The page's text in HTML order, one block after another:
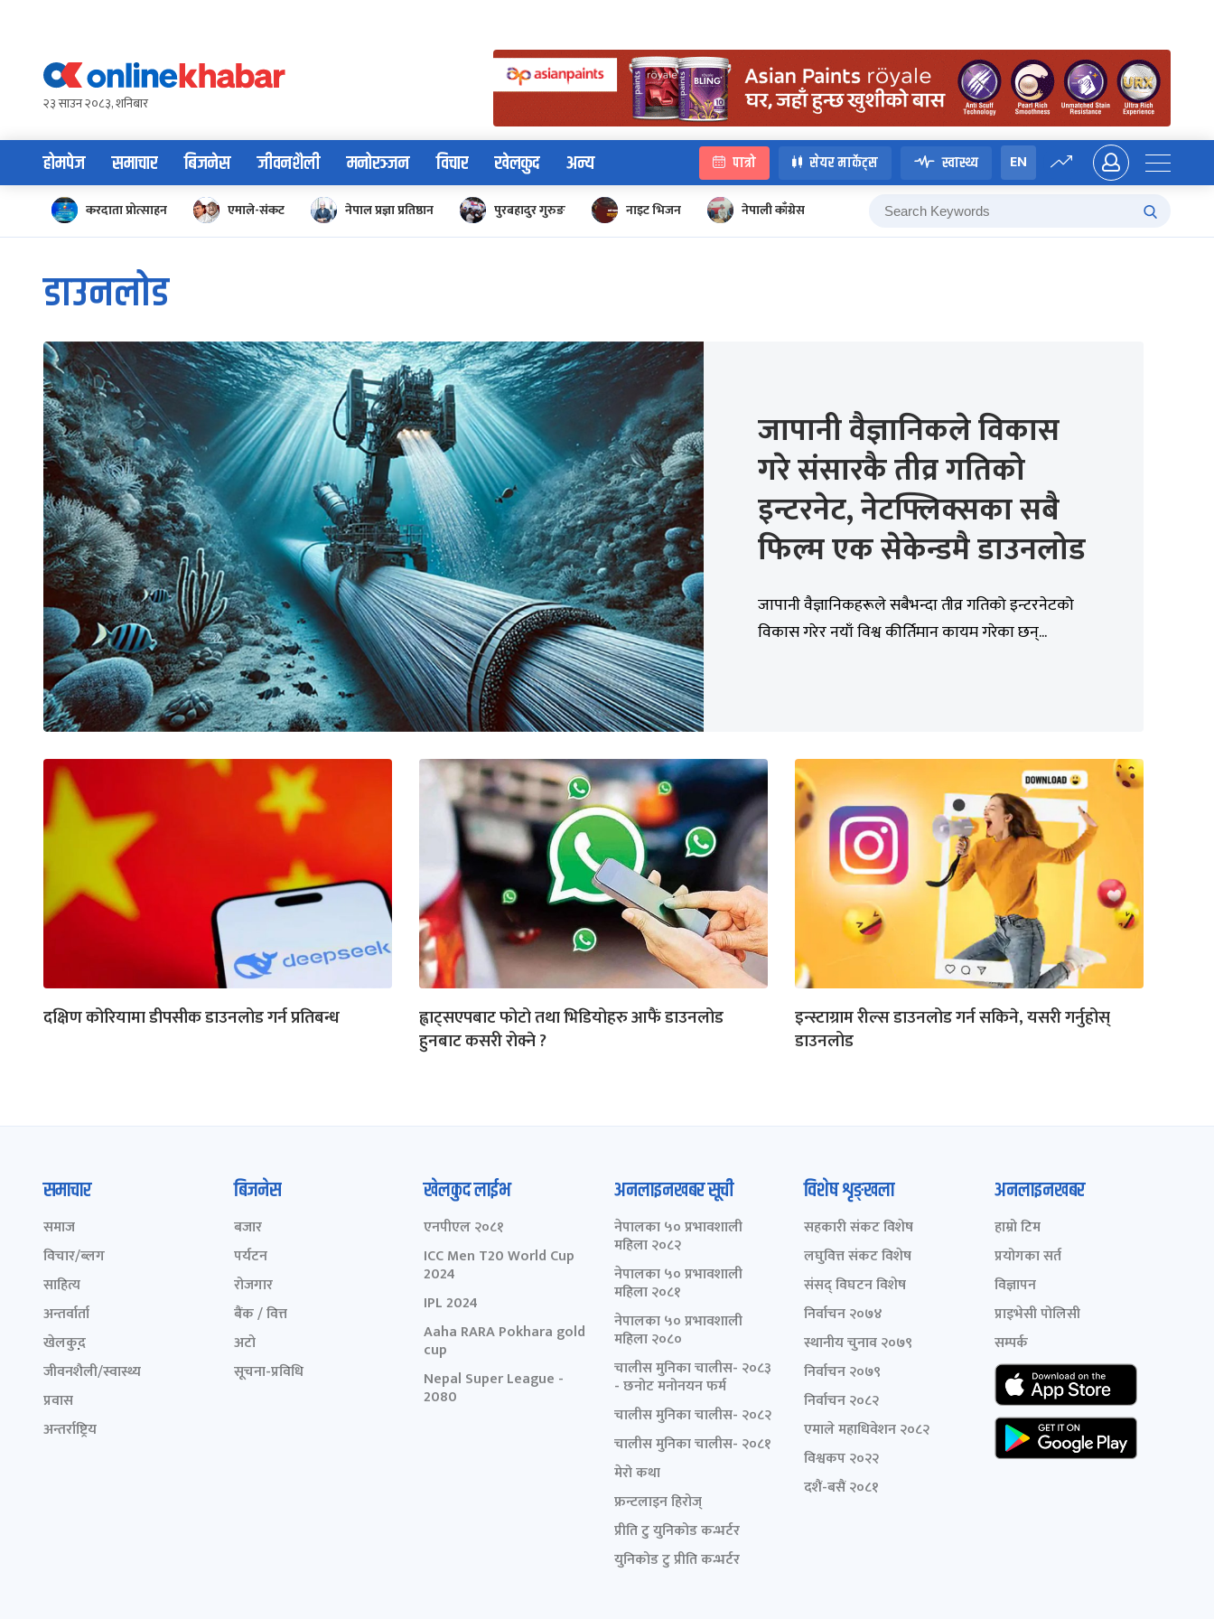
content२३ साउन २०८३, शनिबार
होमपेज समाचार बिजनेस जीवनशैली मनोरञ्जन विचार खेलकुद अन्य पात्रो सेयर मार्केट्स स्वास्थ्य EN
करदाता प्रोत्साहन एमाले-संकट नेपाल प्रज्ञा प्रतिष्ठान पुरबहादुर गुरुङ नाइट भिजन नेपाली काँग्रेस
डाउनलोड
जापानी वैज्ञानिकले विकास
गरे संसारकै तीव्र गतिको
इन्टरनेट, नेटफ्लिक्सका सबै
फिल्म एक सेकेन्डमै डाउनलोड
जापानी वैज्ञानिकहरूले सबैभन्दा तीव्र गतिको इन्टरनेटको
विकास गरेर नयाँ विश्व कीर्तिमान कायम गरेका छन्...
दक्षिण कोरियामा डीपसीक डाउनलोड गर्न प्रतिबन्ध
ह्वाट्सएपबाट फोटो तथा भिडियोहरु आफैं डाउनलोड
हुनबाट कसरी रोक्ने ?
इन्स्टाग्राम रील्स डाउनलोड गर्न सकिने, यसरी गर्नुहोस्
डाउनलोड
समाचार
समाज
विचार/ब्लग
साहित्य
अन्तर्वार्ता
खेलकुद़़
जीवनशैली/स्वास्थ्य
प्रवास
अन्तर्राष्ट्रिय
बिजनेस
बजार
पर्यटन
रोजगार
बैंक / वित्त
अटो
सूचना-प्रविधि
खेलकुद लाईभ
एनपीएल २०८१
ICC Men T20 World Cup
2024
IPL 2024
Aaha RARA Pokhara gold
cup
Nepal Super League -
2080
अनलाइनखबर सूची
नेपालका ५० प्रभावशाली
महिला २०८२
नेपालका ५० प्रभावशाली
महिला २०८१
नेपालका ५० प्रभावशाली
महिला २०८०
चालीस मुनिका चालीस- २०८३
- छनोट मनोनयन फर्म
चालीस मुनिका चालीस- २०८२
चालीस मुनिका चालीस- २०८१
मेरो कथा
फ्रन्टलाइन हिरोज्
प्रीति टु युनिकोड कन्भर्टर
युनिकोड टु प्रीति कन्भर्टर
विशेष शृङ्खला
सहकारी संकट विशेष
लघुवित्त संकट विशेष
संसद् विघटन विशेष
निर्वाचन २०७४
स्थानीय चुनाव २०७९
निर्वाचन २०७९
निर्वाचन २०८२
एमाले महाधिवेशन २०८२
विश्वकप २०२२
दशैं-बसैं २०८१
अनलाइनखबर
हाम्रो टिम
प्रयोगका सर्त
विज्ञापन
प्राइभेसी पोलिसी
सम्पर्क